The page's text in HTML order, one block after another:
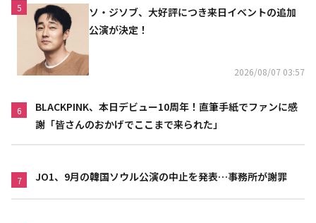
5
ソ・ジソブ、大好評につき来日イベントの追加
公演が決定！
2026/08/07 03:57
6
BLACKPINK、本日デビュー10周年！直筆手紙でファンに感
謝「皆さんのおかげでここまで来られた」
7 JO1、9月の韓国ソウル公演の中止を発表…事務所が謝罪